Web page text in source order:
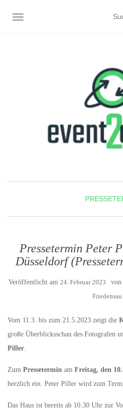
NAVIGATION UMSCHALTEN
Pressetermin Peter
Düsseldorf
Veröffentlicht am 24. Februar 2023 von
Friedensau
Vom 11.3. bis zum 21.5.2023 zeigt die
große Überblicksschau des Fotografen
Piller.
Zum Pressetermin am Freitag, den
herzlich ein. Peter Piller wird zum
Das Haus ist bereits ab 10.30 Uhr zur